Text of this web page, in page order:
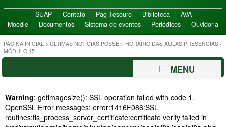
SUAP Contato Pag Tesouro Biblioteca
AVA -
Moodle
Documentos Sistema de eventos Periódicos Ouvidoria
PÁGINA INICIAL > ÚLTIMAS NOTÍCIAS POSSE > HORÁRIO DAS AULAS PRESENCIAS -
MÓDULO 15
MENU
Warning: getimagesize(): SSL operation failed with code 1.
OpenSSL Error messages: error:1416F086:SSL
routines:tls_process_server_certificate:certificate verify failed in